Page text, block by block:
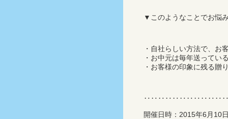
▼このようなことでお悩
・自社らしい方法で、お
・お中元は毎年送ってい
・お客様の印象に残る贈
開催日時：2015年6月10